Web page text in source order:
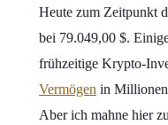
Heute zum Zeitpunkt
bei 79.049,00 $.
frühzeitige Krypto-
Vermögen in
Aber ich mahne hier